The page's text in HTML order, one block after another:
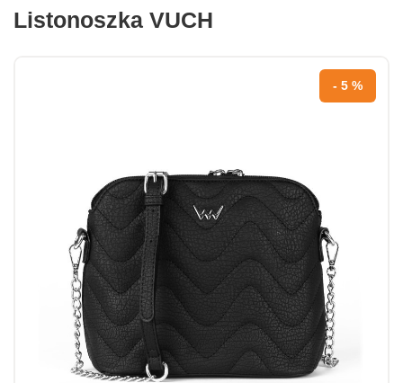
Listonoszka VUCH
- 5 %